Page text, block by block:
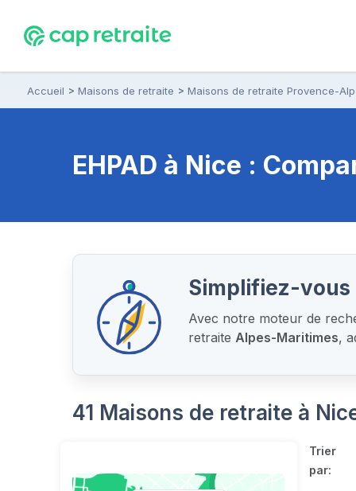
Accueil Maisons de retraite Maisons de retraite Provence-
EHPAD à Nice :
Simplifiez-vous
Avec notre moteur de
retraite Alpes-Maritimes,
41 Maisons de retraite à
Trier
par: